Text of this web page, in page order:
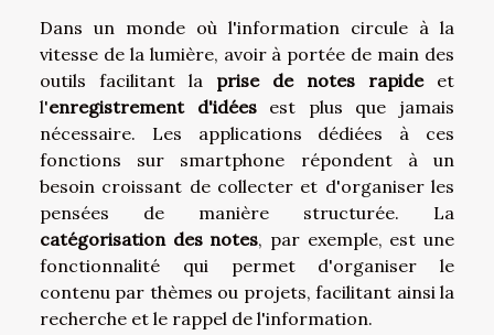
Dans un monde où l'information circule à la
vitesse de la lumière, avoir à portée de main des
outils facilitant la prise de notes rapideet
l'enregistrement d'idéesest plus que jamais
nécessaire. Les applications dédiées à ces
fonctions sur smartphone répondent à un
besoin croissant de collecter et d'organiser les
pensées de manière structurée. La
catégorisation des notes, par exemple, est une
fonctionnalité qui permet d'organiser le
contenu par thèmes ou projets, facilitant ainsi la
recherche et le rappel de l'information.